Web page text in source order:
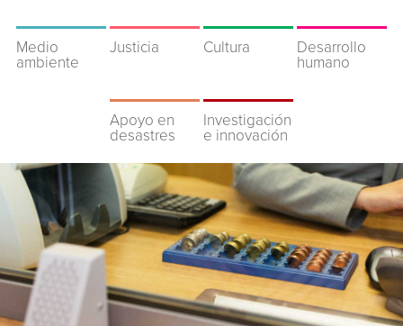
Medio
ambiente
Justicia Cultura
Desarrollo
humano
Apoyo en
desastres
Investigación
e innovación